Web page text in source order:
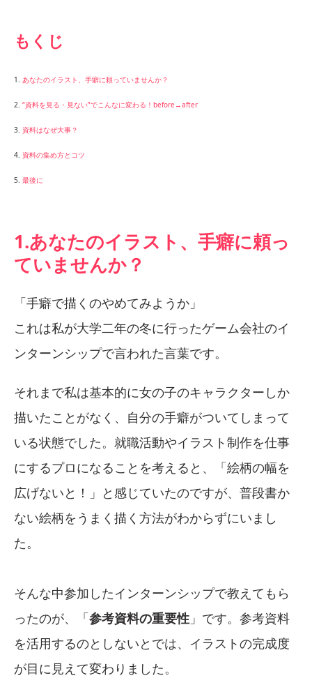
もくじ
1. あなたのイラスト、手癖に頼っていませんか？
2. “資料を見る・見ない”でこんなに変わる！before→after
3. 資料はなぜ大事？
4. 資料の集め方とコツ
5. 最後に
1.あなたのイラスト、手癖に頼っ
ていませんか？
「手癖で描くのやめてみようか」
これは私が大学二年の冬に行ったゲーム会社のイ
ンターンシップで言われた言葉です。
それまで私は基本的に女の子のキャラクターしか
描いたことがなく、自分の手癖がついてしまって
いる状態でした。就職活動やイラスト制作を仕事
にするプロになることを考えると、「絵柄の幅を
広げないと！」と感じていたのですが、普段書か
ない絵柄をうまく描く方法がわからずにいまし
た。
そんな中参加したインターンシップで教えてもら
ったのが、「参考資料の重要性 」です。参考資料
を活用するのとしないとでは、イラストの完成度
が目に見えて変わりました。